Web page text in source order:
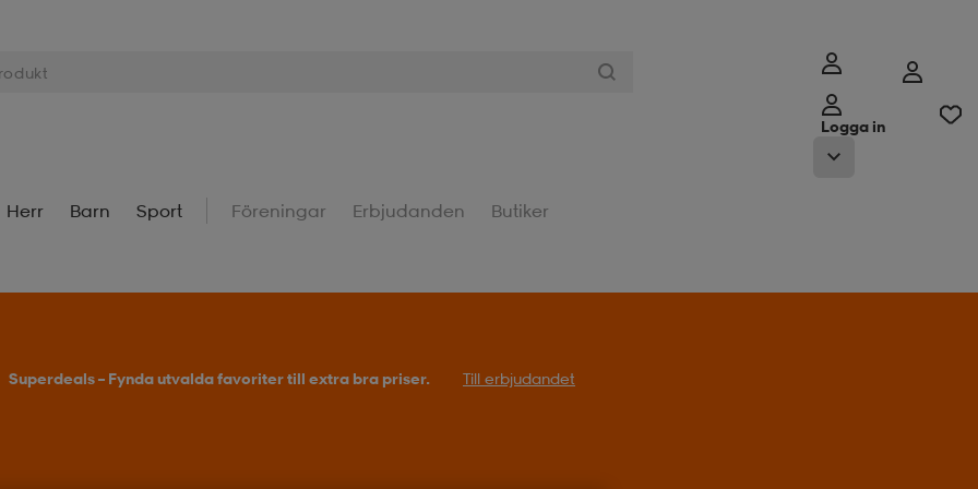
Logga in
Herr Barn Sport Föreningar Erbjudanden Butiker
Superdeals – Fynda utvalda favoriter till extra bra priser. Till erbjudandet